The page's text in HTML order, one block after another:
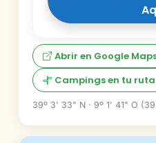
Abrir en Google
Campings en tu
39º 3' 33" N · 9º 1' 41" O